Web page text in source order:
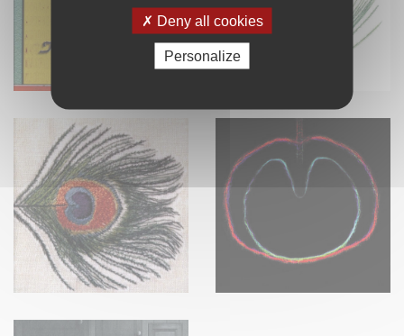
Deny all cookies
Personalize